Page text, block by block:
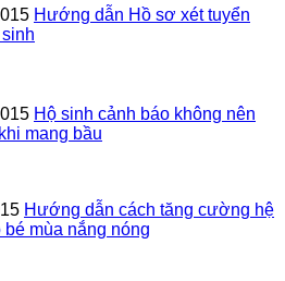
Hướng dẫn Hồ sơ xét tuyển
Hộ sinh cảnh báo không nên
mang bầu
Hướng dẫn cách tăng cường hệ
bé mùa nắng nóng